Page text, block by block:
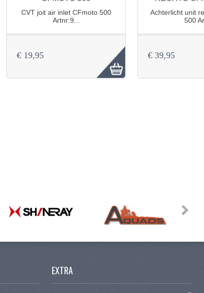
CVT joit air inlet CFmoto 500
Artnr:9...
€ 19,95
Achterlicht unit
500
€ 39,95
EXTRA